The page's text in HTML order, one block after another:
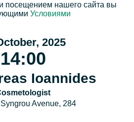
посещением нашего сайта вы
Условиями
2025
14:00
Ioannides
Avenue, 284